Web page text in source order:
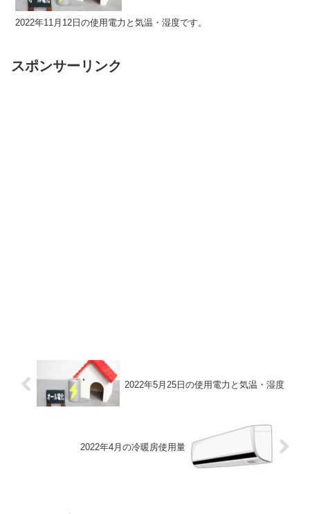
2022年11月12日の使用電力と気温・湿度です。
スポンサーリンク
2022年5月25日の使用電力と気温・湿度
2022年4月の冷暖房使用量